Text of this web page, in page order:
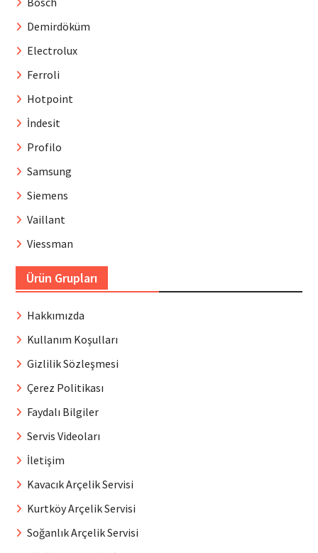
Demirdöküm
Electrolux
Ferroli
Hotpoint
İndesit
Profilo
Samsung
Siemens
Vaillant
Viessman
Ürün Grupları
Hakkımızda
Kullanım Koşulları
Gizlilik Sözleşmesi
Çerez Politikası
Faydalı Bilgiler
Servis Videoları
İletişim
Kavacık Arçelik Servisi
Kurtköy Arçelik Servisi
Soğanlık Arçelik Servisi